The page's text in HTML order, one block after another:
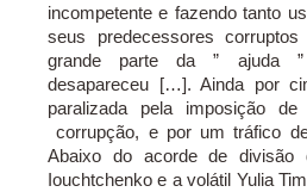
incompetente e fazendo tanto
seus predecessores
grande parte da ” ajuda ”
desapareceu […]. Ainda por
paralizada pela imposição
corrupção, e por um tráfico
Abaixo do acorde de
Iouchtchenko e a volátil Yulia